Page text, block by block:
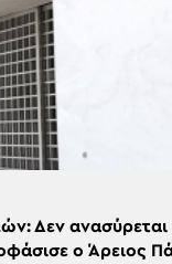
Δεν ανασύρεται
ο Άρειος